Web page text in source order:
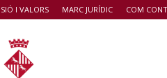
I VALORS MARC JURÍDIC COM